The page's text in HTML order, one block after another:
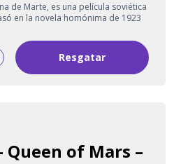
de Marte, es una película soviética
en la novela homónima de 1923
Resgatar
of Mars –